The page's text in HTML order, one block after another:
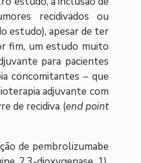
recidivados ou
estudo), apesar de ter
fim, um estudo muito
para pacientes
concomitantes – que
adjuvante com
de recidiva (end point
de pembrolizumabe